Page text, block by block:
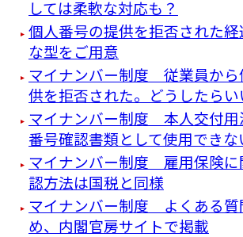
しては柔軟な対応も？
個人番号の提供を拒否された
な型をご用意
マイナンバー制度 従業員から
供を拒否された。どうしたらい
マイナンバー制度 本人交付用
番号確認書類として使用できな
マイナンバー制度 雇用保険に
認方法は国税と同様
マイナンバー制度 よくある質
め、内閣官房サイトで掲載